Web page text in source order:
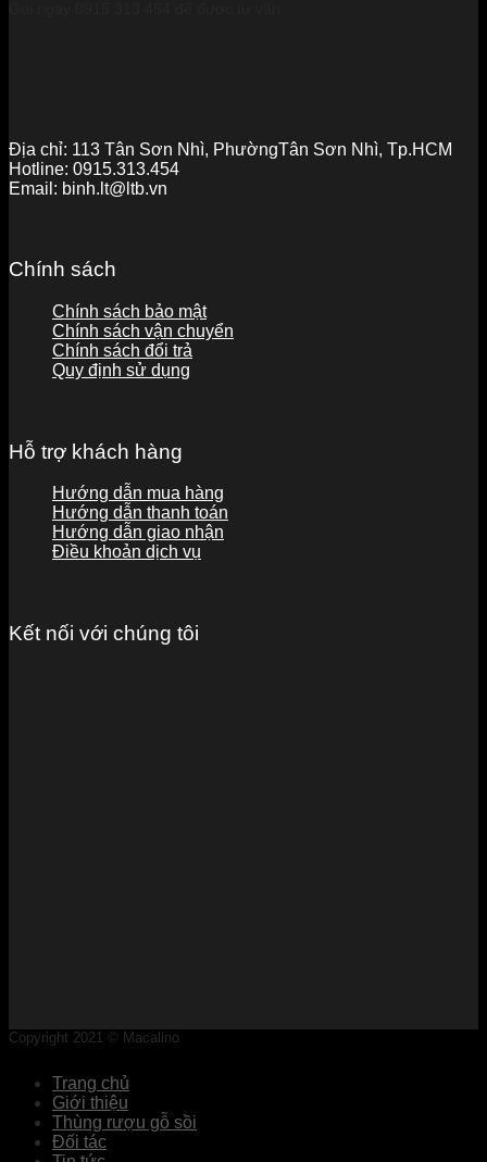
Địa chỉ: 113 Tân Sơn Nhì, PhườngTân Sơn Nhì, Tp.HCM
Hotline: 0915.313.454
Email: binh.lt@ltb.vn
Chính sách
Chính sách bảo mật
Chính sách vận chuyển
Chính sách đổi trả
Quy định sử dụng
Hỗ trợ khách hàng
Hướng dẫn mua hàng
Hướng dẫn thanh toán
Hướng dẫn giao nhận
Điều khoản dịch vụ
Kết nối với chúng tôi
Copyright 2021 © Macalino
Trang chủ
Giới thiệu
Thùng rượu gỗ sồi
Đối tác